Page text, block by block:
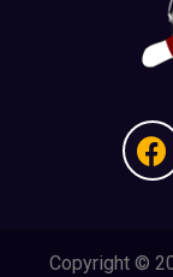
Copyright ©